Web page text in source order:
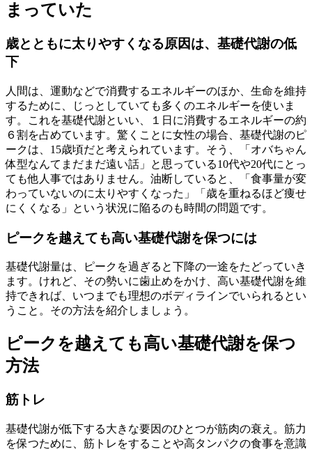
まっていた
歳とともに太りやすくなる原因は、基礎代謝の低
下
人間は、運動などで消費するエネルギーのほか、生命を維持
するために、じっとしていても多くのエネルギーを使いま
す。これを基礎代謝といい、１日に消費するエネルギーの約
６割を占めています。驚くことに女性の場合、基礎代謝のピ
ークは、15歳頃だと考えられています。そう、「オバちゃん
体型なんてまだまだ遠い話」と思っている10代や20代にとっ
ても他人事ではありません。油断していると、「食事量が変
わっていないのに太りやすくなった」「歳を重ねるほど痩せ
にくくなる」という状況に陥るのも時間の問題です。
ピークを越えても高い基礎代謝を保つには
基礎代謝量は、ピークを過ぎると下降の一途をたどっていき
ます。けれど、その勢いに歯止めをかけ、高い基礎代謝を維
持できれば、いつまでも理想のボディラインでいられるとい
うこと。その方法を紹介しましょう。
ピークを越えても高い基礎代謝を保つ
方法
筋トレ
基礎代謝が低下する大きな要因のひとつが筋肉の衰え。筋力
を保つために、筋トレをすることや高タンパクの食事を意識